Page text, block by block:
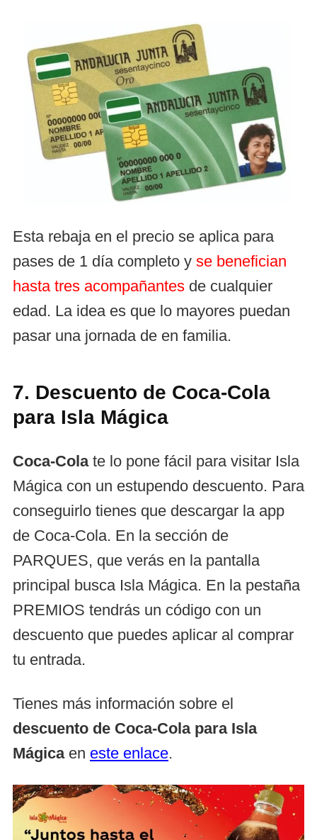
Esta rebaja en el precio se aplica para
pases de 1 día completo y se benefician
hasta tres acompañantes de cualquier
edad. La idea es que lo mayores puedan
pasar una jornada de en familia.
7. Descuento de Coca-Cola
para Isla Mágica
Coca‑Colate lo pone fácil para visitar Isla
Mágica con un estupendo descuento. Para
conseguirlo tienes que descargar la app
de Coca‑Cola. En la sección de
PARQUES, que verás en la pantalla
principal busca Isla Mágica. En la pestaña
PREMIOS tendrás un código con un
descuento que puedes aplicar al comprar
tu entrada.
Tienes más información sobre el
descuento de Coca-Cola para Isla
Mágicaen este enlace.